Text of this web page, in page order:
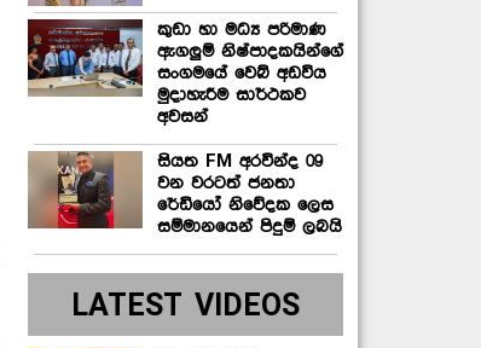
කුඩා හා මධ්‍ය පරිමාණ
ඇගලුම් නිෂ්පාදකයින්ගේ
සංගමයේ වෙබ් අඩවිය
මුදාහැරීම සාර්ථකව
අවසන්
සියත FM අරවින්ද 09
වන වරටත් ජනතා
රේඩියෝ නිවේදක ලෙස
සම්මානයෙන් පිදුම් ලබයි
LATEST VIDEOS